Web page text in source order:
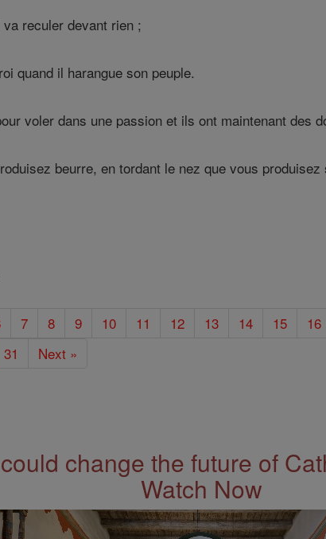
reculer devant rien ;
quand il harangue son peuple.
voler dans une passion et ils ont maintenant des
beurre, en tordant le nez que vous
7 8 9 10 11 12 13 14 15 16
31 Next »
change the future of
Watch Now